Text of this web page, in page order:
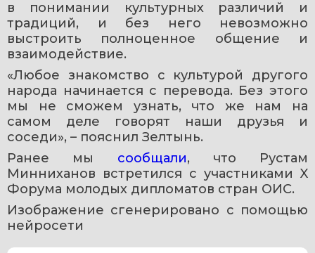
в понимании культурных различий и
традиций, и без него невозможно
выстроить полноценное общение и
взаимодействие.
«Любое знакомство с культурой другого
народа начинается с перевода. Без этого
мы не сможем узнать, что же нам на
самом деле говорят наши друзья и
соседи», – пояснил Зелтынь.
Ранее мы сообщали, что Рустам
Минниханов встретился с участниками X
Форума молодых дипломатов стран ОИС.
Изображение сгенерировано с помощью
нейросети